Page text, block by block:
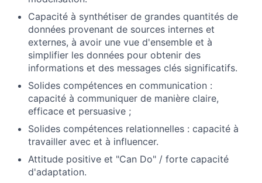
Capacité à synthétiser de grandes quantités de
données provenant de sources internes et
externes, à avoir une vue d'ensemble et à
simplifier les données pour obtenir des
informations et des messages clés significatifs.
Solides compétences en communication :
capacité à communiquer de manière claire,
efficace et persuasive ;
Solides compétences relationnelles : capacité à
travailler avec et à influencer.
Attitude positive et "Can Do" / forte capacité
d'adaptation.